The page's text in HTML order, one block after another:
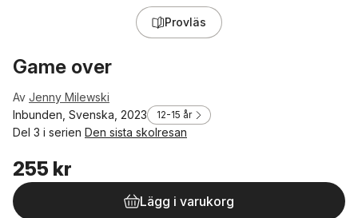
Provläs
Game over
Av Jenny Milewski
Inbunden, Svenska, 2023
12-15 år
Del 3 i serien Den sista skolresan
255 kr
Lägg i varukorg